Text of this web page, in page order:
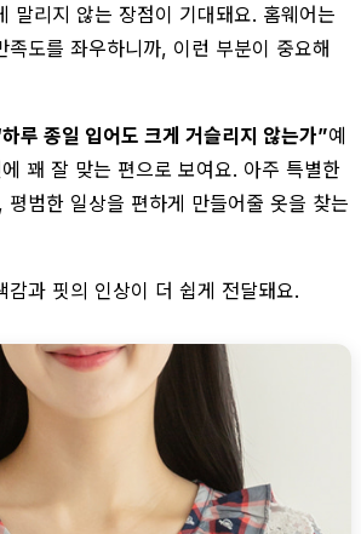
말리지 않는 장점이 기대돼요. 홈웨어는
족도를 좌우하니까, 이런 부분이 중요해
루 종일 입어도 크게 거슬리지 않는가”예
꽤 잘 맞는 편으로 보여요. 아주 특별한
평범한 일상을 편하게 만들어줄 옷을 찾는
감과 핏의 인상이 더 쉽게 전달돼요.